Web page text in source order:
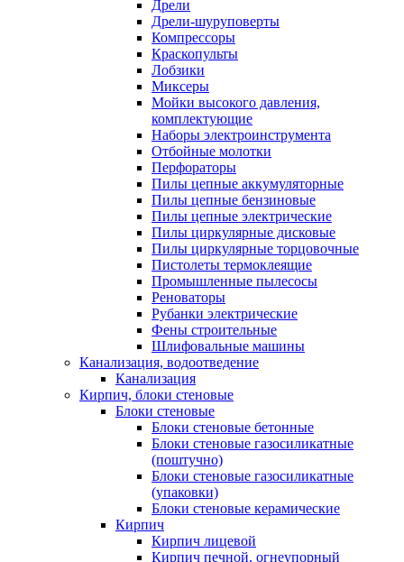
Дрели
Дрели-шуруповерты
Компрессоры
Краскопульты
Лобзики
Миксеры
Мойки высокого давления,
комплектующие
Наборы электроинструмента
Отбойные молотки
Перфораторы
Пилы цепные аккумуляторные
Пилы цепные бензиновые
Пилы цепные электрические
Пилы циркулярные дисковые
Пилы циркулярные торцовочные
Пистолеты термоклеящие
Промышленные пылесосы
Реноваторы
Рубанки электрические
Фены строительные
Шлифовальные машины
Канализация, водоотведение
Канализация
Кирпич, блоки стеновые
Блоки стеновые
Блоки стеновые бетонные
Блоки стеновые газосиликатные
(поштучно)
Блоки стеновые газосиликатные
(упаковки)
Блоки стеновые керамические
Кирпич
Кирпич лицевой
Кирпич печной, огнеупорный